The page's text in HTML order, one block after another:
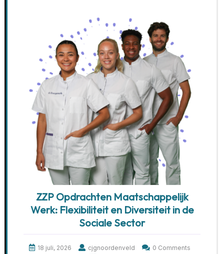
ZZP Opdrachten Maatschappelijk
Werk: Flexibiliteit en Diversiteit in de
Sociale Sector
18 juli, 2026 cjgnoordenveld
0 Comments